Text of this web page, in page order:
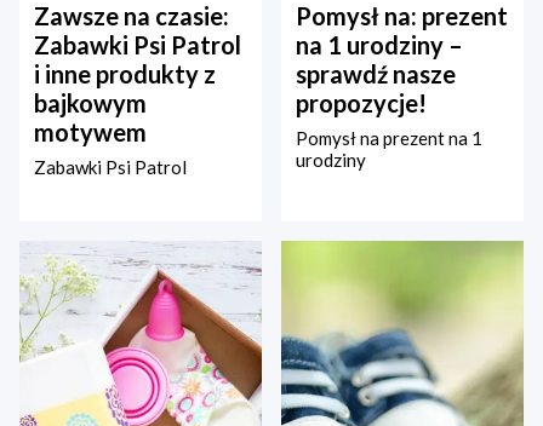
Zawsze na czasie:
Zabawki Psi Patrol
i inne produkty z
bajkowym
motywem
Zabawki Psi Patrol
Pomysł na: prezent
na 1 urodziny –
sprawdź nasze
propozycje!
Pomysł na prezent na 1
urodziny